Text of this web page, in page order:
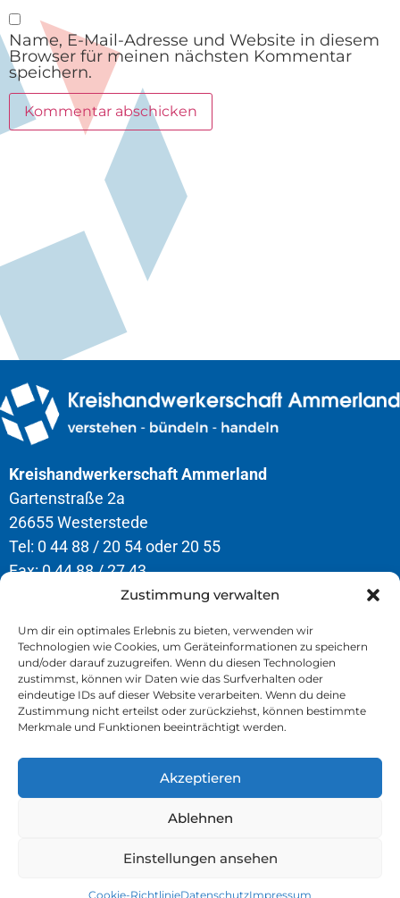
Zustimmung verwalten
Um dir ein optimales Erlebnis zu bieten, verwenden wir
Technologien wie Cookies, um Geräteinformationen zu speichern
und/oder darauf zuzugreifen. Wenn du diesen Technologien
zustimmst, können wir Daten wie das Surfverhalten oder
eindeutige IDs auf dieser Website verarbeiten. Wenn du deine
Zustimmung nicht erteilst oder zurückziehst, können bestimmte
Merkmale und Funktionen beeinträchtigt werden.
Akzeptieren
Ablehnen
Einstellungen ansehen
Cookie-RichtlinieDatenschutzImpressum
Name, E-Mail-Adresse und Website in diesem
Browser für meinen nächsten Kommentar
speichern.
Kreishandwerkerschaft Ammerland
Gartenstraße 2a
26655 Westerstede
Tel: 0 44 88 / 20 54 oder 20 55
Fax: 0 44 88 / 27 43
Öffnungszeiten
Montag – Donnerstag
8.00 – 12.30 Uhr & 13.00 – 16.30 Uhr
Freitag
8.00 – 13.00 Uhr
» Kontakt